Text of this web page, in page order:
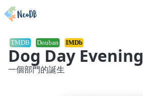
Dog Day Evening
TMDB Douban IMDb
一個部門的誕生